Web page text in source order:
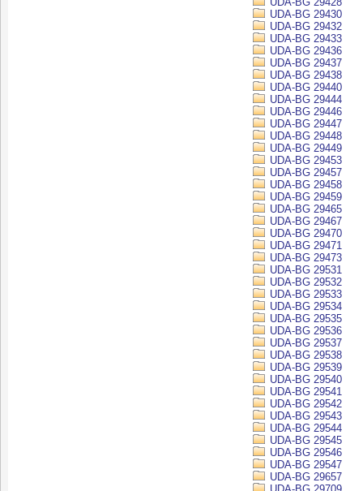
UDA-BG 29430
UDA-BG 29432
UDA-BG 29433
UDA-BG 29436
UDA-BG 29437
UDA-BG 29438
UDA-BG 29440
UDA-BG 29444
UDA-BG 29446
UDA-BG 29447
UDA-BG 29448
UDA-BG 29449
UDA-BG 29453
UDA-BG 29457
UDA-BG 29458
UDA-BG 29459
UDA-BG 29465
UDA-BG 29467
UDA-BG 29470
UDA-BG 29471
UDA-BG 29473
UDA-BG 29531
UDA-BG 29532
UDA-BG 29533
UDA-BG 29534
UDA-BG 29535
UDA-BG 29536
UDA-BG 29537
UDA-BG 29538
UDA-BG 29539
UDA-BG 29540
UDA-BG 29541
UDA-BG 29542
UDA-BG 29543
UDA-BG 29544
UDA-BG 29545
UDA-BG 29546
UDA-BG 29547
UDA-BG 29657